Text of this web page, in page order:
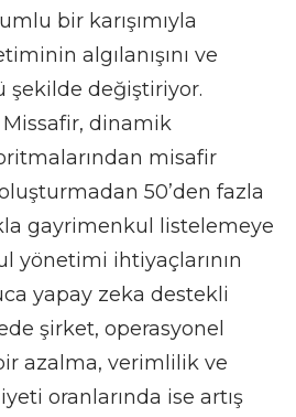
bir karışımıyla
algılanışını ve
şekilde değiştiriyor.
dinamik
misafir
50’den fazla
gayrimenkul listelemeye
yönetimi ihtiyaçlarının
yapay zeka destekli
şirket, operasyonel
azalma, verimlilik ve
oranlarında ise artış